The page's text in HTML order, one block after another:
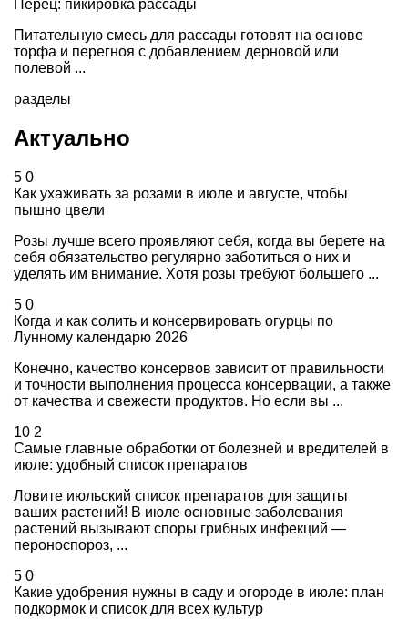
Перец: пикировка рассады
Питательную смесь для рассады готовят на основе
торфа и перегноя с добавлением дерновой или
полевой ...
разделы
Актуально
5 0
Как ухаживать за розами в июле и августе, чтобы
пышно цвели
Розы лучше всего проявляют себя, когда вы берете на
себя обязательство регулярно заботиться о них и
уделять им внимание. Хотя розы требуют большего ...
5 0
Когда и как солить и консервировать огурцы по
Лунному календарю 2026
Конечно, качество консервов зависит от правильности
и точности выполнения процесса консервации, а также
от качества и свежести продуктов. Но если вы ...
10 2
Самые главные обработки от болезней и вредителей в
июле: удобный список препаратов
Ловите июльский список препаратов для защиты
ваших растений! В июле основные заболевания
растений вызывают споры грибных инфекций —
пероноспороз, ...
5 0
Какие удобрения нужны в саду и огороде в июле: план
подкормок и список для всех культур